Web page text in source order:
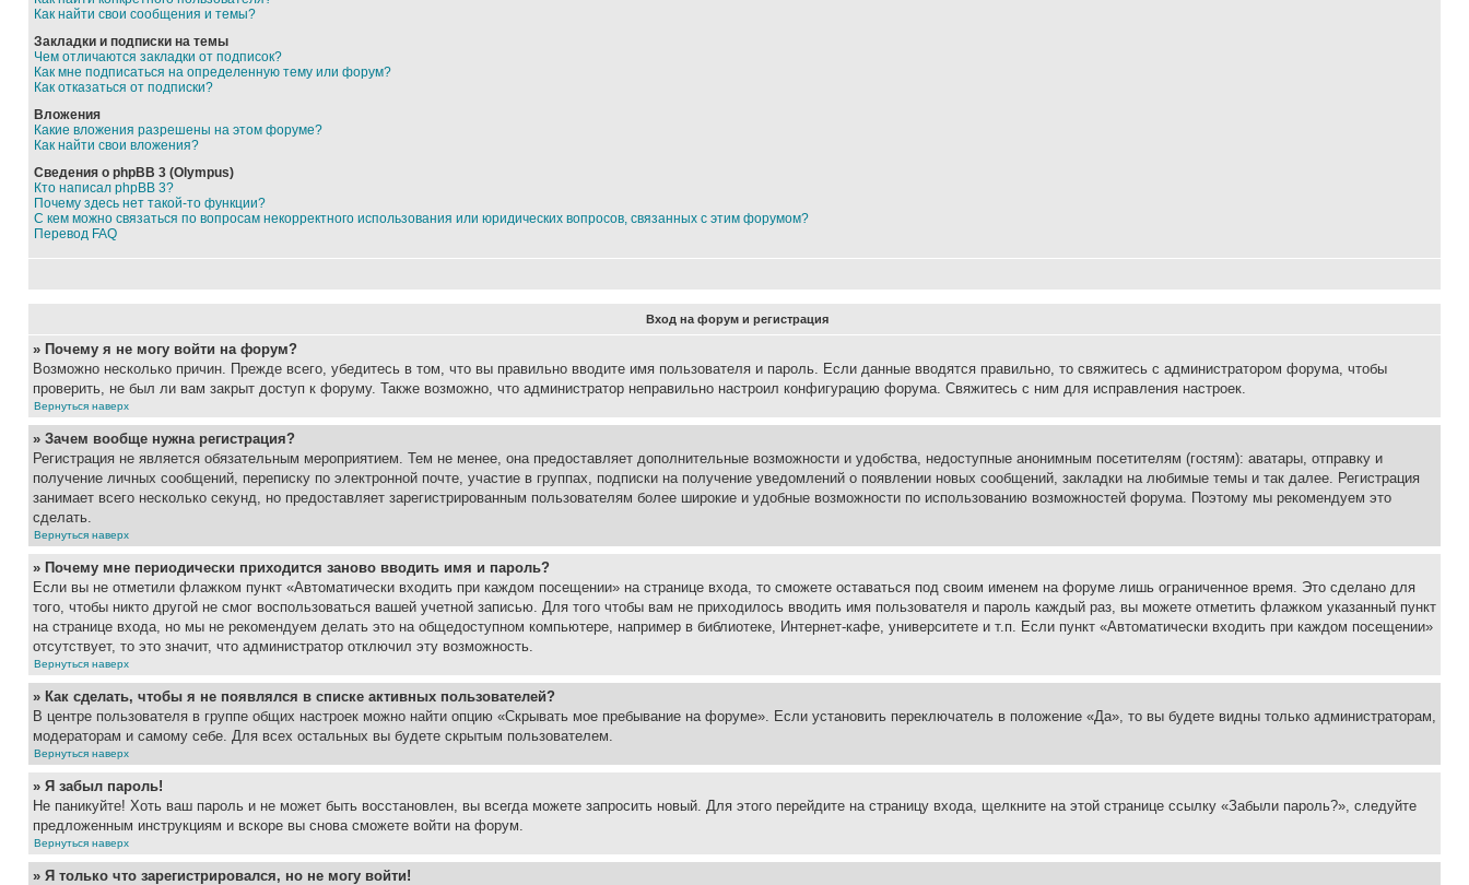
Как найти свои сообщения и темы?
Закладки и подписки на темы
Чем отличаются закладки от подписок?
Как мне подписаться на определенную тему или форум?
Как отказаться от подписки?
Вложения
Какие вложения разрешены на этом форуме?
Как найти свои вложения?
Сведения о phpBB 3 (Olympus)
Кто написал phpBB 3?
Почему здесь нет такой-то функции?
С кем можно связаться по вопросам некорректного использования или юридических вопросов, связанных с этим форумом?
Перевод FAQ
Вход на форум и регистрация
» Почему я не могу войти на форум?
Возможно несколько причин. Прежде всего, убедитесь в том, что вы правильно вводите имя пользователя и пароль. Если данные вводятся правильно, то свяжитесь с администратором форума, чтобы
проверить, не был ли вам закрыт доступ к форуму. Также возможно, что администратор неправильно настроил конфигурацию форума. Свяжитесь с ним для исправления настроек.
Вернуться наверх
» Зачем вообще нужна регистрация?
Регистрация не является обязательным мероприятием. Тем не менее, она предоставляет дополнительные возможности и удобства, недоступные анонимным посетителям (гостям): аватары, отправку и
получение личных сообщений, переписку по электронной почте, участие в группах, подписки на получение уведомлений о появлении новых сообщений, закладки на любимые темы и так далее. Регистрация
занимает всего несколько секунд, но предоставляет зарегистрированным пользователям более широкие и удобные возможности по использованию возможностей форума. Поэтому мы рекомендуем это
сделать.
Вернуться наверх
» Почему мне периодически приходится заново вводить имя и пароль?
Если вы не отметили флажком пункт «Автоматически входить при каждом посещении» на странице входа, то сможете оставаться под своим именем на форуме лишь ограниченное время. Это сделано для
того, чтобы никто другой не смог воспользоваться вашей учетной записью. Для того чтобы вам не приходилось вводить имя пользователя и пароль каждый раз, вы можете отметить флажком указанный пункт
на странице входа, но мы не рекомендуем делать это на общедоступном компьютере, например в библиотеке, Интернет-кафе, университете и т.п. Если пункт «Автоматически входить при каждом посещении»
отсутствует, то это значит, что администратор отключил эту возможность.
Вернуться наверх
» Как сделать, чтобы я не появлялся в списке активных пользователей?
В центре пользователя в группе общих настроек можно найти опцию «Скрывать мое пребывание на форуме». Если установить переключатель в положение «Да», то вы будете видны только администраторам,
модераторам и самому себе. Для всех остальных вы будете скрытым пользователем.
Вернуться наверх
» Я забыл пароль!
Не паникуйте! Хоть ваш пароль и не может быть восстановлен, вы всегда можете запросить новый. Для этого перейдите на страницу входа, щелкните на этой странице ссылку «Забыли пароль?», следуйте
предложенным инструкциям и вскоре вы снова сможете войти на форум.
Вернуться наверх
» Я только что зарегистрировался, но не могу войти!